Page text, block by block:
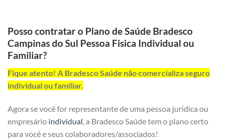
Posso contratar o Plano de Saúde Bradesco
Campinas do Sul Pessoa Fisica Individual ou
Familiar?
Fique atento! A Bradesco Saúde não comercializa seguro
individual ou familiar.
Agora se você for representante de uma pessoa jurídica ou
empresário individual , a Bradesco Saúde tem o plano certo
para você e seus colaboradores/associados!